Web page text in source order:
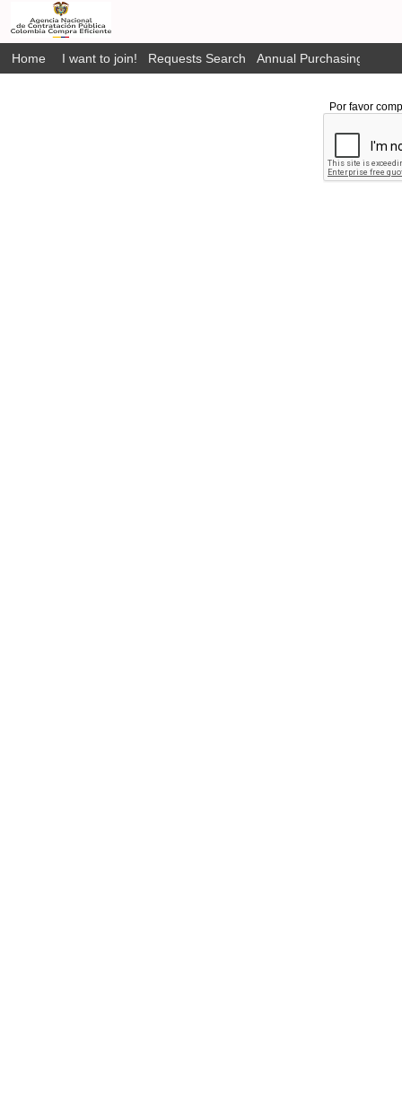
Home I want to join! Requests Search Annual Purchasing Plan
Por favor